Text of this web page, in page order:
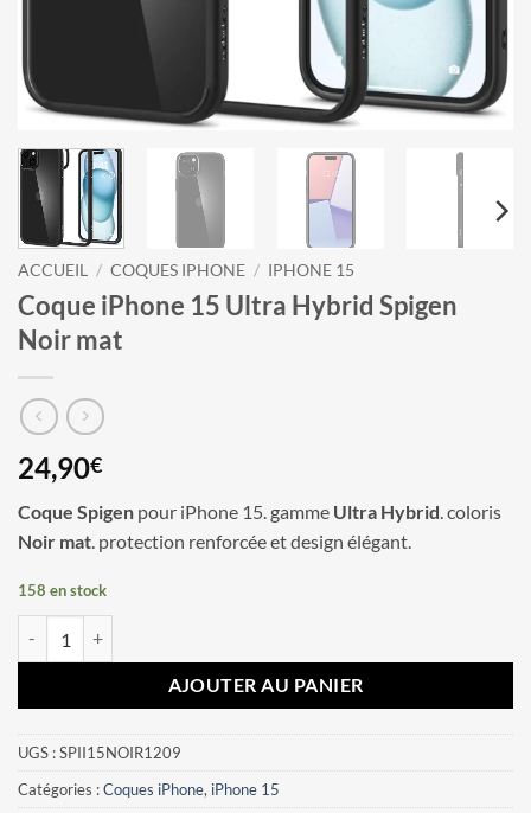
ACCUEIL / COQUES IPHONE / IPHONE 15
Coque iPhone 15 Ultra Hybrid Spigen
Noir mat
24,90€
Coque Spigen pour iPhone 15. gamme Ultra Hybrid. coloris
Noir mat. protection renforcée et design élégant.
158 en stock
AJOUTER AU PANIER
UGS :SPII15NOIR1209
Catégories :Coques iPhone, iPhone 15